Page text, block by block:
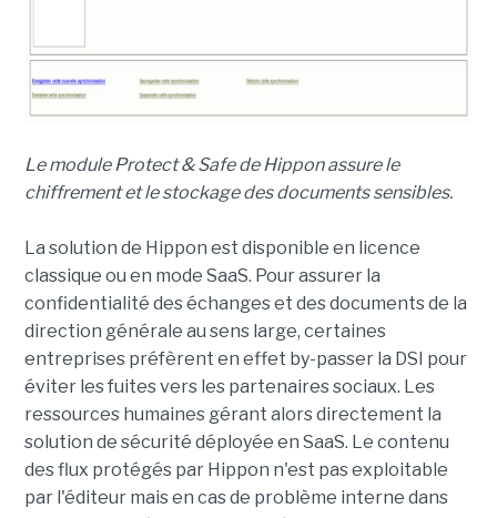
Le module Protect & Safe de Hippon assure le
chiffrement et le stockage des documents sensibles.
La solution de Hippon est disponible en licence
classique ou en mode SaaS. Pour assurer la
confidentialité des échanges et des documents de la
direction générale au sens large, certaines
entreprises préfèrent en effet by-passer la DSI pour
éviter les fuites vers les partenaires sociaux. Les
ressources humaines gérant alors directement la
solution de sécurité déployée en SaaS. Le contenu
des flux protégés par Hippon n'est pas exploitable
par l'éditeur mais en cas de problème interne dans